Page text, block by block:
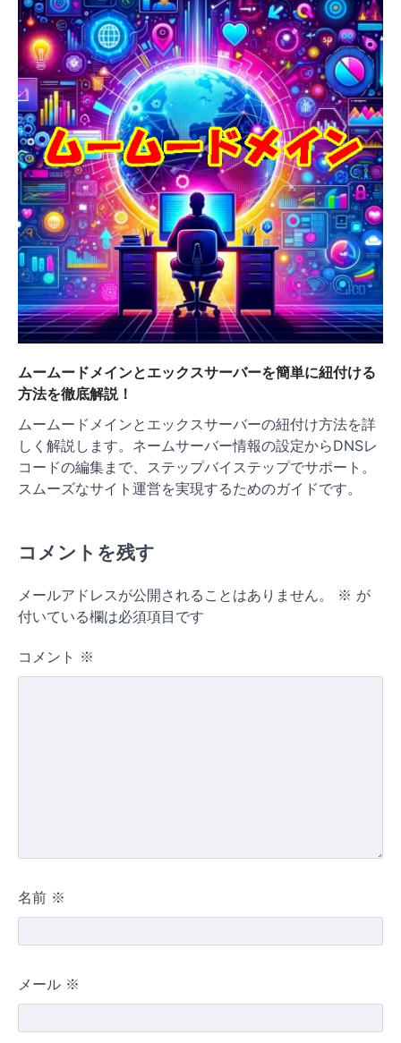
ムームードメインとエックスサーバーを簡単に紐付ける
方法を徹底解説！
ムームードメインとエックスサーバーの紐付け方法を詳
しく解説します。ネームサーバー情報の設定からDNSレ
コードの編集まで、ステップバイステップでサポート。
スムーズなサイト運営を実現するためのガイドです。
コメントを残す
メールアドレスが公開されることはありません。 ※ が
付いている欄は必須項目です
コメント ※
名前 ※
メール ※